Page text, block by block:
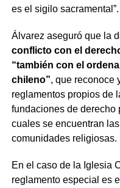
es el sigilo sacramental”.
Álvarez aseguró que la
conflicto con el
“también con el
chileno”, que reconoce
reglamentos propios de
fundaciones de derecho
cuales se encuentran
comunidades religiosas.
En el caso de la Iglesia
reglamento especial es